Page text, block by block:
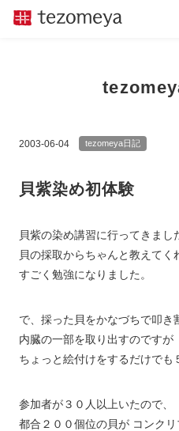
2003-06-04 tezomeya日記
貝紫染め初体験
貝紫の染め講習に行ってきまし
貝の採取からちゃんと教えてく
すごく勉強になりました。
で、採った貝をかなづちで叩き
内臓の一部を取り出すのですが
ちょっと絵付けをするだけでも
参加者が３０人以上いたので、
都合２００個位の貝が コンク